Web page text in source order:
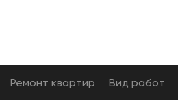
Ремонт квартир Вид работ